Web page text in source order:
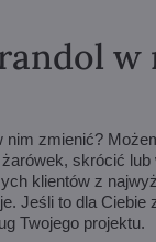
nim zmienić?
skrócić lub
klientów z
Jeśli to dla Ciebie
Twojego projektu.